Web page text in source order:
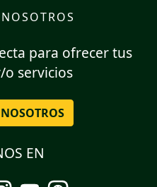
para ofrecer tus
servicios
EN